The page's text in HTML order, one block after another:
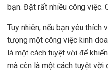
bạn. Đặt rất nhiều công việc.
Tuy nhiên, nếu bạn yêu thích
tượng một công việc kinh
là một cách tuyệt vời để
mà còn là một cách tuyệt